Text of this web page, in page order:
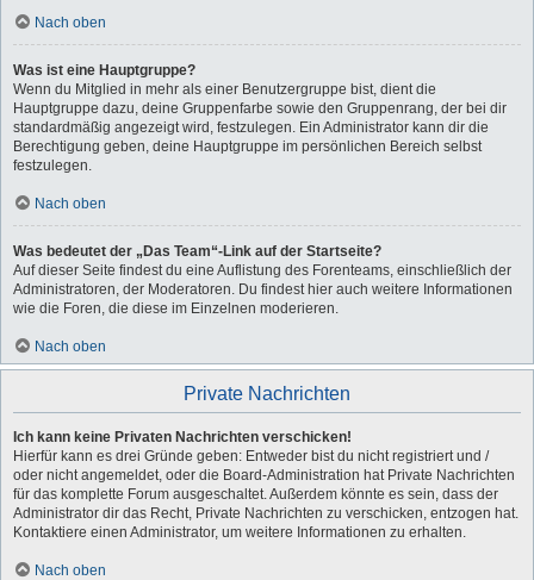
Nach oben
Was ist eine Hauptgruppe?
Wenn du Mitglied in mehr als einer Benutzergruppe bist, dient die
Hauptgruppe dazu, deine Gruppenfarbe sowie den Gruppenrang, der bei dir
standardmäßig angezeigt wird, festzulegen. Ein Administrator kann dir die
Berechtigung geben, deine Hauptgruppe im persönlichen Bereich selbst
festzulegen.
Nach oben
Was bedeutet der „Das Team“-Link auf der Startseite?
Auf dieser Seite findest du eine Auflistung des Forenteams, einschließlich der
Administratoren, der Moderatoren. Du findest hier auch weitere Informationen
wie die Foren, die diese im Einzelnen moderieren.
Nach oben
Private Nachrichten
Ich kann keine Privaten Nachrichten verschicken!
Hierfür kann es drei Gründe geben: Entweder bist du nicht registriert und /
oder nicht angemeldet, oder die Board-Administration hat Private Nachrichten
für das komplette Forum ausgeschaltet. Außerdem könnte es sein, dass der
Administrator dir das Recht, Private Nachrichten zu verschicken, entzogen hat.
Kontaktiere einen Administrator, um weitere Informationen zu erhalten.
Nach oben